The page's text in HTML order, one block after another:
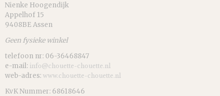
Nienke Hoogendijk
Appelhof 15
9408BE Assen
Geen fysieke winkel
telefoon nr: 06-36468847
e-mail: info@chouette-chouette.nl
web-adres: www.chouette-chouette.nl
KvK Nummer: 68618646